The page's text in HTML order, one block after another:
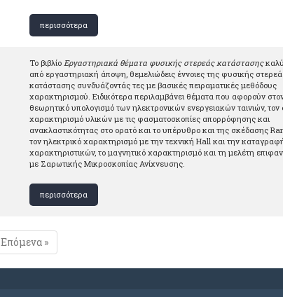
περισσότερα
Το βιβλίο Εργαστηριακά θέματα φυσικής στερεάς κατάστασης
από εργαστηριακή άποψη, θεμελιώδεις έννοιες της φυσικής
κατάστασης συνδυάζοντάς τες με βασικές πειραματικές μεθόδους
χαρακτηρισμού. Ειδικότερα περιλαμβάνει θέματα που αφορούν
θεωρητικό υπολογισμό των ηλεκτρονικών ενεργειακών ταινιών, τον
χαρακτηρισμό υλικών με τις φασματοσκοπίες απορρόφησης και
ανακλαστικότητας στο ορατό και το υπέρυθρο και της σκέδασης
τον ηλεκτρικό χαρακτηρισμό με την τεχνική Hall και την
χαρακτηριστικών, το μαγνητικό χαρακτηρισμό και τη μελέτη
με Σαρωτικής Μικροσκοπίας Ανίχνευσης.
περισσότερα
Επόμενα »